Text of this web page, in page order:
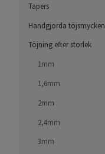
Tapers
Handgjorda töjsmycken
Töjning efter storlek
1mm
1,6mm
2mm
2,4mm
3mm